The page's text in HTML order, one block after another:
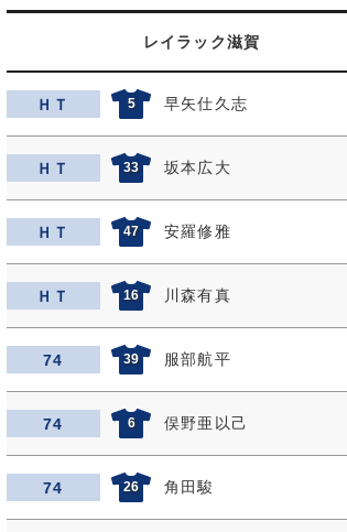
レイラック滋賀
ＨＴ 5 早矢仕久志
ＨＴ 33 坂本広大
ＨＴ 47 安羅修雅
ＨＴ 16 川森有真
74 39 服部航平
74 6 俣野亜以己
74 26 角田駿